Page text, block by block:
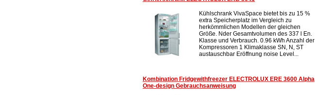
Kühlschrank VivaSpace bietet bis zu 15 %
extra Speicherplatz im Vergleich zu
herkömmlichen Modellen der gleichen
Größe. Nder Gesamtvolumen des 337 l En.
Klasse und Verbrauch. 0.96 kWh Anzahl der
Kompressoren 1 Klimaklasse SN, N, ST
austauschbar Eröffnung noise Level...
Kombination Fridgewithfreezer ELECTROLUX ERE 3600 Alpha
One-design Gebrauchsanweisung